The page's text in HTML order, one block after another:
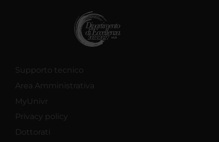
Supporto tecnico
Area Amministrativa
MyUnivr
Privacy policy
Dottorati